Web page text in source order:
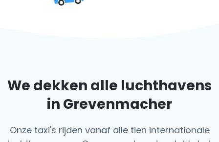
We dekken alle luchthavens
in Grevenmacher
Onze taxi's rijden vanaf alle tien internationale